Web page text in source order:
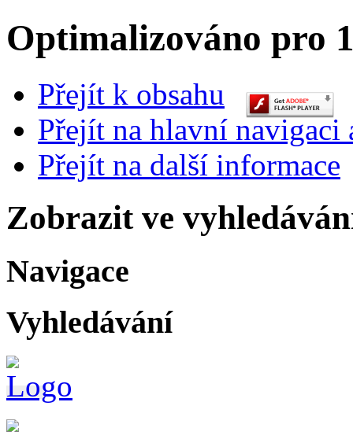
Optimalizováno pro
Přejít k obsahu
Přejít na hlavní navigaci
Přejít na další informace
Zobrazit ve
Navigace
Vyhledávání